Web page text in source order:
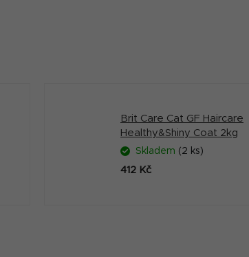
Brit Care Cat GF Haircare
Healthy&Shiny Coat 2kg
Skladem (2 ks)
412 Kč